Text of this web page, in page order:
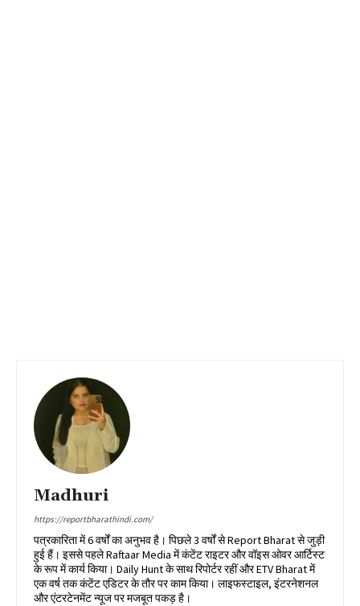
Madhuri
https://reportbharathindi.com/
पत्रकारिता में 6 वर्षों का अनुभव है। पिछले 3 वर्षों से Report Bharat से जुड़ी
हुई हैं। इससे पहले Raftaar Media में कंटेंट राइटर और वॉइस ओवर आर्टिस्ट
के रूप में कार्य किया। Daily Hunt के साथ रिपोर्टर रहीं और ETV Bharat में
एक वर्ष तक कंटेंट एडिटर के तौर पर काम किया। लाइफस्टाइल, इंटरनेशनल
और एंटरटेनमेंट न्यूज पर मजबूत पकड़ है।